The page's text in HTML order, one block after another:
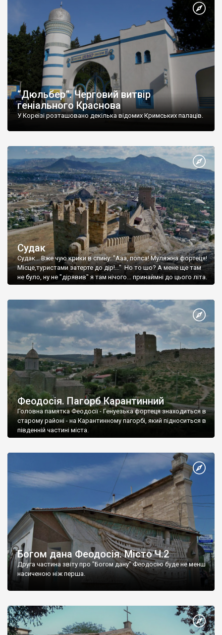
“Дюльбер”. Черговий витвір
геніального Краснова
У Кореїзі розташовано декілька відомих Кримських палаців.
Судак
Судак... Вже чую крики в спину: "Ааа, попса! Муляжна фортеця!
Місце,туристами затерте до дір!..." Но то шо? А мене ще там
не було, ну не "дірявив" я там нічого... принаймні до цього літа.
Феодосія. Пагорб Карантинний
Головна памятка Феодосії - Генуезька фортеця знаходиться в
старому районі - на Карантинному пагорбі, який підноситься в
південній частині міста.
Богом дана Феодосія. Місто Ч.2
Друга частина звіту про "Богом дану" Феодосію буде не менш
насиченою ніж перша.